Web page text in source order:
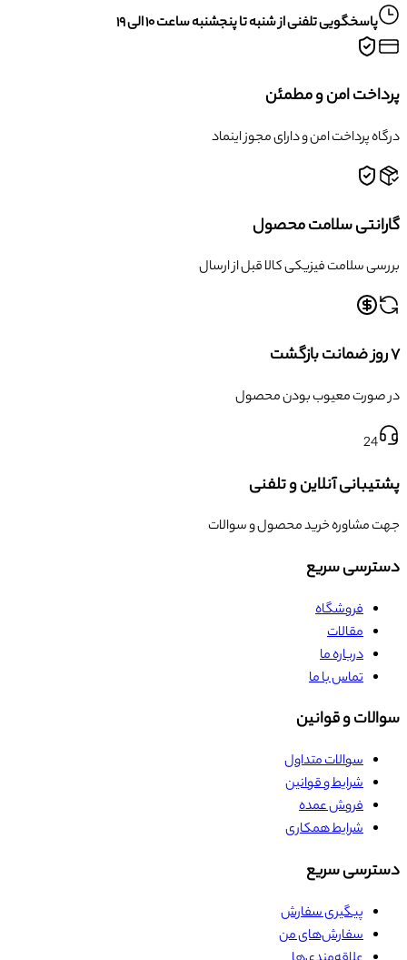
پاسخگویی تلفنی از شنبه تا پنجشنبه ساعت ۱۰ الی ۱۹
پرداخت امن و مطمئن
درگاه پرداخت امن و دارای مجوز اینماد
گارانتی سلامت محصول
بررسی سلامت فیزیکی کالا قبل از ارسال
۷ روز ضمانت بازگشت
در صورت معیوب بودن محصول
24
پشتیبانی آنلاین و تلفنی
جهت مشاوره خرید محصول و سوالات
دسترسی سریع
فروشگاه
مقالات
درباره ما
تماس با ما
سوالات و قوانین
سوالات متداول
شرایط و قوانین
فروش عمده
شرایط همکاری
دسترسی سریع
پیگیری سفارش
سفارش‌های من